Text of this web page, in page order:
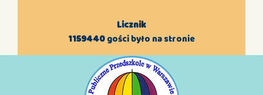
Licznik
1159440gości było na stronie